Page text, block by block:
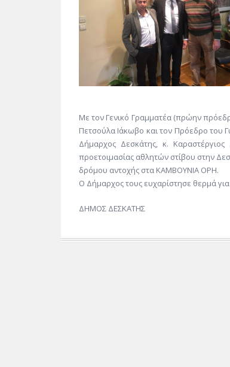
Με τον Γενικό Γραμματέα (πρώην
Πετσούλα Ιάκωβο και τον Πρόεδρο του
Δήμαρχος Δεσκάτης, κ.
προετοιμασίας αθλητών στίβου στην
δρόμου αντοχής στα ΚΑΜΒΟΥΝΙΑ ΟΡΗ.
Ο Δήμαρχος τους ευχαρίστησε θερμά
ΔΗΜΟΣ ΔΕΣΚΑΤΗΣ